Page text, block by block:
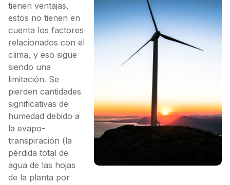
tienen ventajas,
estos no tienen en
cuenta los factores
relacionados con el
clima, y eso sigue
siendo una
limitación. Se
pierden cantidades
significativas de
humedad debido a
la evapo-
transpiración (la
pérdida total de
agua de las hojas
de la planta por